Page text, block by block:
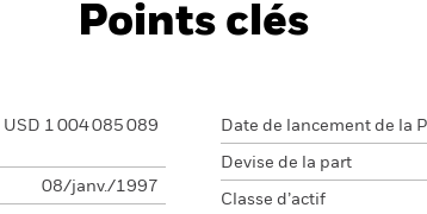
Points clés
USD 1 004 085 089
08/janv./1997
Date de lancement de la
Devise de la part
Classe d’actif